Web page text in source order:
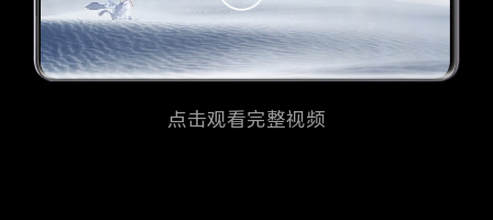
点击观看完整视频